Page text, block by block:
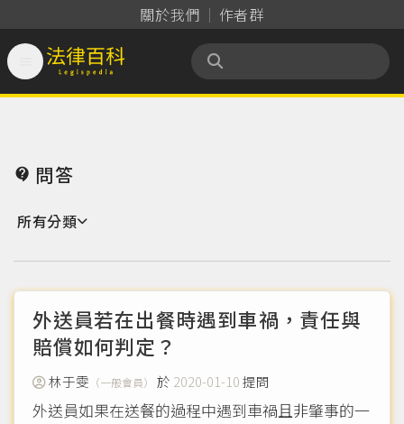
關於我們 作者群
法律百科 Legispedia
 問答
所有分類
外送員若在出餐時遇到車禍，責任與
賠償如何判定？
林于雯 （一般會員） 於 2020-01-10提問
外送員如果在送餐的過程中遇到車禍且非肇事的一